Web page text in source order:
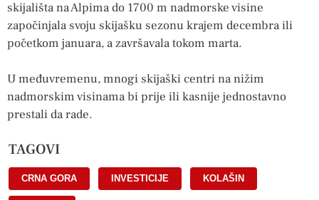
skijališta na Alpima do 1700 m nadmorske visine
započinjala svoju skijašku sezonu krajem decembra ili
početkom januara, a završavala tokom marta.
U međuvremenu, mnogi skijaški centri na nižim
nadmorskim visinama bi prije ili kasnije jednostavno
prestali da rade.
TAGOVI
CRNA GORA INVESTICIJE KOLAŠIN